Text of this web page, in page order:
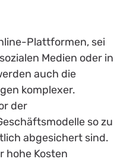
Plattformen, sei
Medien oder in
auch die
komplexer.
der
so zu
abgesichert sind.
hohe Kosten